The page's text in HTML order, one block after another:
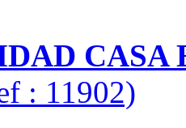
CASA
: 11902)